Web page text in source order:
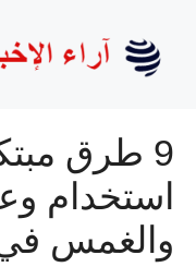
المحتوى
9 طرق
استخدام
والغمس